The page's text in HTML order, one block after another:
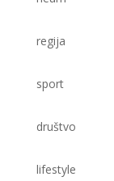
regija
sport
društvo
lifestyle